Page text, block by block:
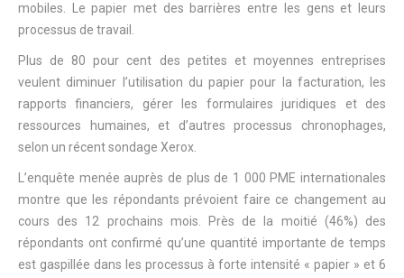
mobiles. Le papier met des barrières entre les gens et leurs
processus de travail.
Plus de 80 pour cent des petites et moyennes entreprises
veulent diminuer l’utilisation du papier pour la facturation, les
rapports financiers, gérer les formulaires juridiques et des
ressources humaines, et d’autres processus chronophages,
selon un récent sondage Xerox.
L’enquête menée auprès de plus de 1 000 PME internationales
montre que les répondants prévoient faire ce changement au
cours des 12 prochains mois. Près de la moitié (46%) des
répondants ont confirmé qu’une quantité importante de temps
est gaspillée dans les processus à forte intensité « papier » et 6